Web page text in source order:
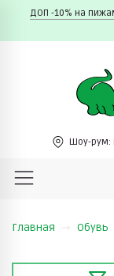
ДОП -10% на
Шоу-рум:
Главная Обувь